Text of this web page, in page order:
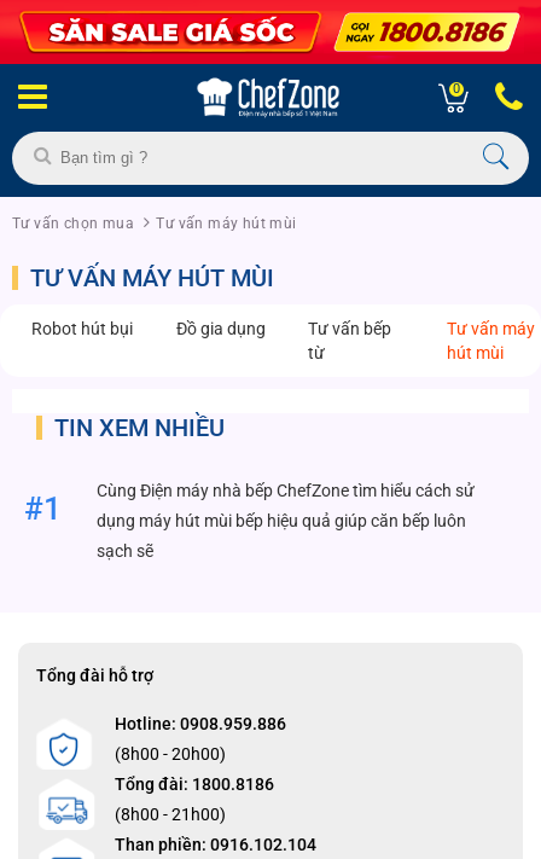
0
Tư vấn chọn mua Tư vấn máy hút mùi
TƯ VẤN MÁY HÚT MÙI
Robot hút bụi Đồ gia dụng
Tư vấn bếp
từ
Tư vấn máy
hút mùi
TIN XEM NHIỀU
#1
Cùng Điện máy nhà bếp ChefZone tìm hiểu cách sử
dụng máy hút mùi bếp hiệu quả giúp căn bếp luôn
sạch sẽ
Tổng đài hỗ trợ
Hotline: 0908.959.886
(8h00 - 20h00)
Tổng đài: 1800.8186
(8h00 - 21h00)
Than phiền: 0916.102.104